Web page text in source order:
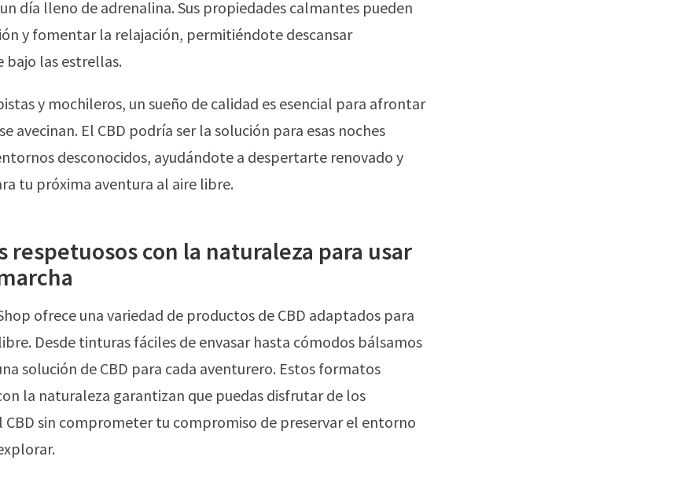
día lleno de adrenalina. Sus propiedades calmantes pueden
y fomentar la relajación, permitiéndote descansar
bajo las estrellas.
y mochileros, un sueño de calidad es esencial para afrontar
avecinan. El CBD podría ser la solución para esas noches
desconocidos, ayudándote a despertarte renovado y
tu próxima aventura al aire libre.
respetuosos con la naturaleza para usar
ofrece una variedad de productos de CBD adaptados para
Desde tinturas fáciles de envasar hasta cómodos bálsamos
solución de CBD para cada aventurero. Estos formatos
la naturaleza garantizan que puedas disfrutar de los
CBD sin comprometer tu compromiso de preservar el entorno